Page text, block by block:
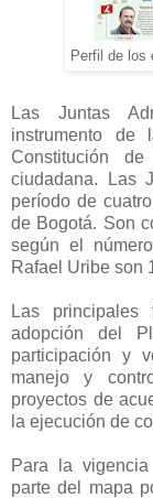
Perfil de los
Las Juntas
instrumento de
Constitución
ciudadana. Las
período de
de Bogotá. Son
según el
Rafael Uribe son
Las
adopción del
participación y
manejo y
proyectos de
la ejecución de
Para la
parte del mapa